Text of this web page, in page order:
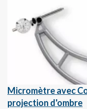
Micromètre avec
projection d'ombre